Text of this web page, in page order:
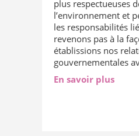
plus respectueuses
l’environnement et
les responsabilités
revenons pas à la
établissions nos
gouvernementales
En savoir plus